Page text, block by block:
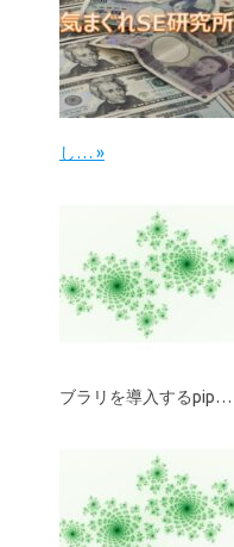
し… »
ブラリを導入するpip…